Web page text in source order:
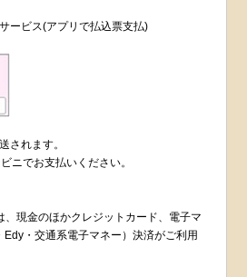
ービス(アプリで払込票支払)
されます。
ニでお支払いください。
、現金のほかクレジットカード、電子マ
・交通系電子マネー）決済がご利用